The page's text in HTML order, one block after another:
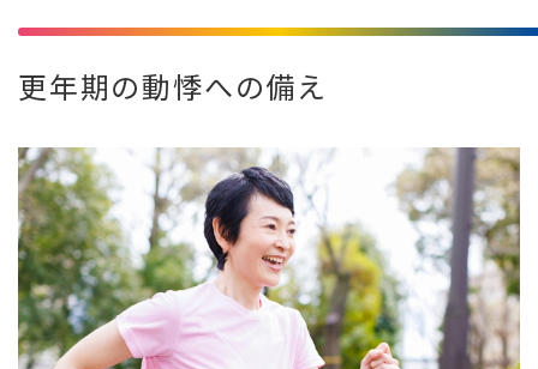
更年期の動悸への備え